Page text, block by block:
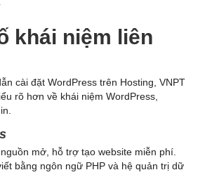
khái niệm liên
cài đặt WordPress trên Hosting, VNPT
rõ hơn về khái niệm WordPress,
mở, hỗ trợ tạo website miễn phí.
bằng ngôn ngữ PHP và hệ quản trị dữ